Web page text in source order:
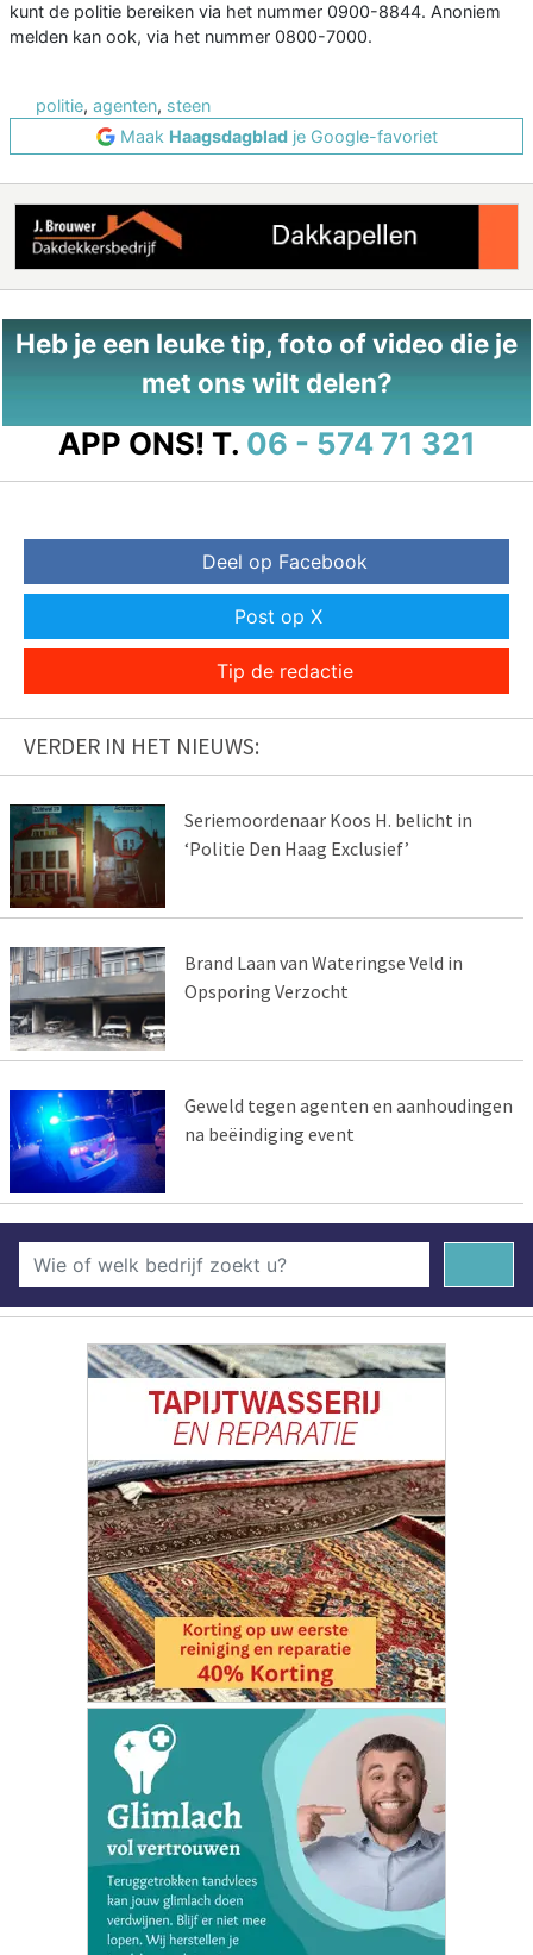
kunt de politie bereiken via het nummer 0900-8844. Anoniem
melden kan ook, via het nummer 0800-7000.
politie, agenten, steen
Maak Haagsdagbladje Google-favoriet
Heb je een leuke tip, foto of video die je
met ons wilt delen?
APP ONS! T. 06 - 574 71 321
Deel op Facebook
Post op X
Tip de redactie
VERDER IN HET NIEUWS:
Seriemoordenaar Koos H. belicht in
‘Politie Den Haag Exclusief’
Brand Laan van Wateringse Veld in
Opsporing Verzocht
Geweld tegen agenten en aanhoudingen
na beëindiging event